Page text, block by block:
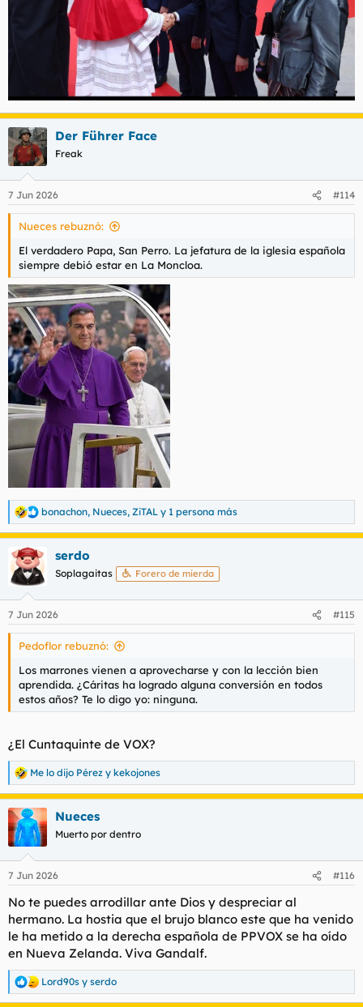
Der Führer Face
Freak
7 Jun 2026 #114
Nueces rebuznó:
El verdadero Papa, San Perro. La jefatura de la iglesia española
siempre debió estar en La Moncloa.
R
e
a
c
c
i
e
s
bonachon, Nueces, ZiTAL y 1 persona más
serdo
Soplagaitas Forero de mierda
7 Jun 2026 #115
Pedoflor rebuznó:
Los marrones vienen a aprovecharse y con la lección bien
aprendida. ¿Cáritas ha logrado alguna conversión en todos
estos años? Te lo digo yo: ninguna.
¿El Cuntaquinte de VOX?
R
e
a
c
c
i
e
:
Me lo dijo Pérez y kekojones
Nueces
Muerto por dentro
7 Jun 2026 #116
No te puedes arrodillar ante Dios y despreciar al
hermano. La hostia que el brujo blanco este que ha venido
le ha metido a la derecha española de PPVOX se ha oído
en Nueva Zelanda. Viva Gandalf.
R
e
Lord90s y serdo